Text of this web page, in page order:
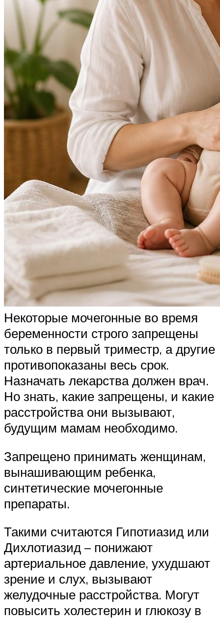
Некоторые мочегонные во время
беременности строго запрещены
только в первый триместр, а другие
противопоказаны весь срок.
Назначать лекарства должен врач.
Но знать, какие запрещены, и какие
расстройства они вызывают,
будущим мамам необходимо.
Запрещено принимать женщинам,
вынашивающим ребенка,
синтетические мочегонные
препараты.
Такими считаются Гипотиазид или
Дихлотиазид – понижают
артериальное давление, ухудшают
зрение и слух, вызывают
желудочные расстройства. Могут
повысить холестерин и глюкозу в